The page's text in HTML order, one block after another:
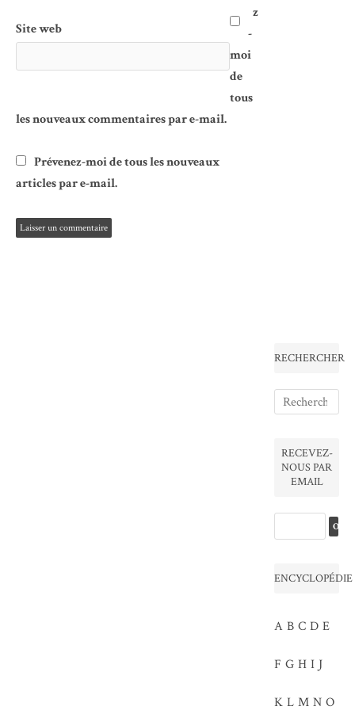
Site web
z
-
moi
de
tous
les nouveaux commentaires par e-mail.
Prévenez-moi de tous les nouveaux
articles par e-mail.
RECHERCHER
RECEVEZ-
NOUS PAR
EMAIL
ENCYCLOPÉDIE
A B C D E
F G H I J
K L M N O